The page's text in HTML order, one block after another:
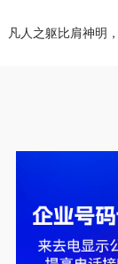
凡人之躯比肩神明